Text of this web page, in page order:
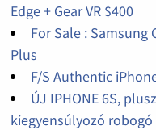
Edge + Gear VR $400
For Sale : Samsung
Plus
F/S Authentic
ÚJ IPHONE 6S,
kiegyensúlyozó robogó